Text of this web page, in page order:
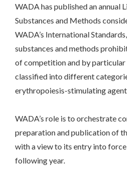
WADA has published an annual
Substances and Methods
WADA’s International
substances and methods
of competition and by particular
classified into different
erythropoiesis-stimulating
WADA’s role is to orchestrate
preparation and publication of
with a view to its entry into
following year.